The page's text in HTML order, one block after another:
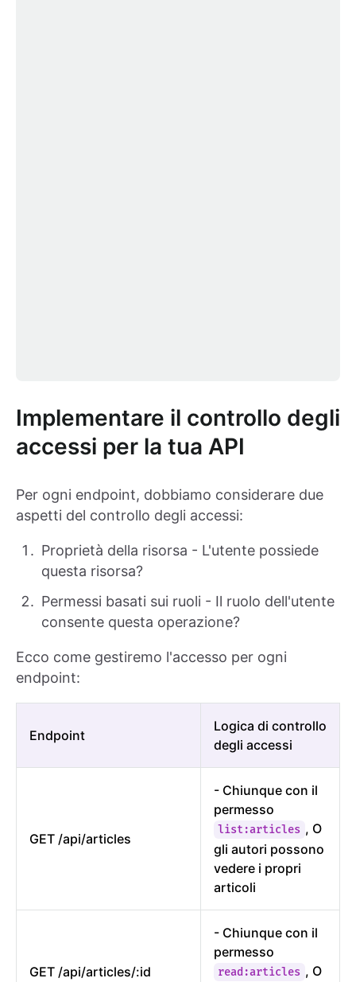
Implementare il controllo degli
accessi per la tua API
Per ogni endpoint, dobbiamo considerare due
aspetti del controllo degli accessi:
Proprietà della risorsa - L'utente possiede
questa risorsa?
Permessi basati sui ruoli - Il ruolo dell'utente
consente questa operazione?
Ecco come gestiremo l'accesso per ogni
endpoint:
Endpoint
Logica di controllo
degli accessi
GET /api/articles
- Chiunque con il
permesso
list:articles , O
gli autori possono
vedere i propri
articoli
GET /api/articles/:id
- Chiunque con il
permesso
read:articles , O